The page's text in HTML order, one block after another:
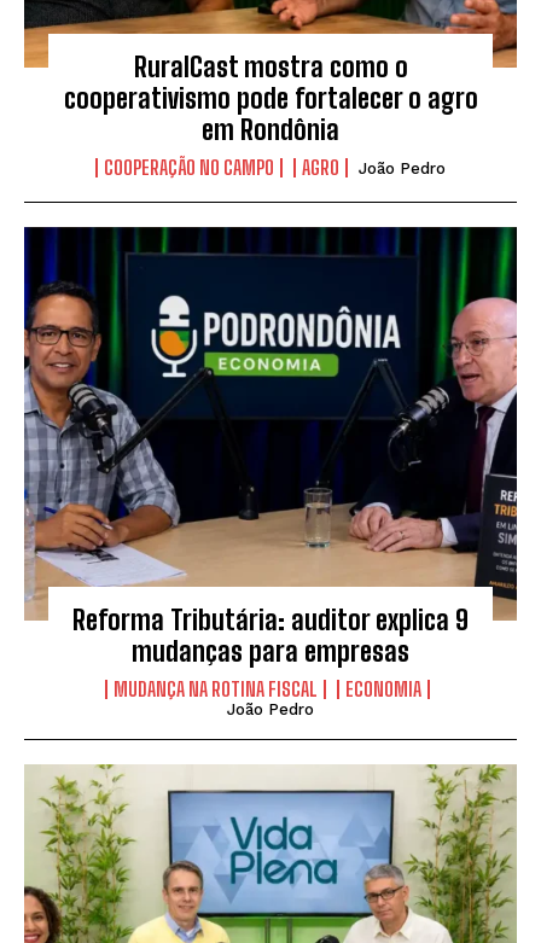
RuralCast mostra como o
cooperativismo pode fortalecer o agro
em Rondônia
COOPERAÇÃO NO CAMPO AGRO João Pedro
Reforma Tributária: auditor explica 9
mudanças para empresas
MUDANÇA NA ROTINA FISCAL ECONOMIA
João Pedro